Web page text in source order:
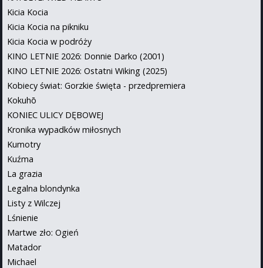
Kicia Kocia
Kicia Kocia na pikniku
Kicia Kocia w podróży
KINO LETNIE 2026: Donnie Darko (2001)
KINO LETNIE 2026: Ostatni Wiking (2025)
Kobiecy świat: Gorzkie święta - przedpremiera
Kokuhō
KONIEC ULICY DĘBOWEJ
Kronika wypadków miłosnych
Kumotry
Kuźma
La grazia
Legalna blondynka
Listy z Wilczej
Lśnienie
Martwe zło: Ogień
Matador
Michael